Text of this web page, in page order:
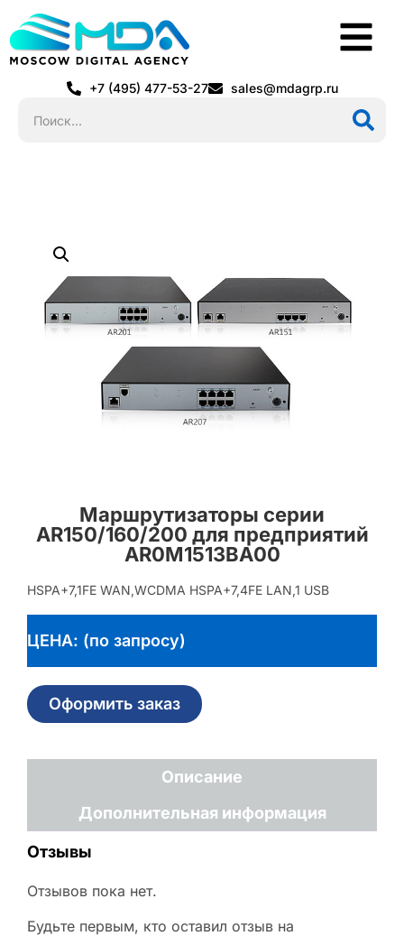
+7 (495) 477-53-27 sales@mdagrp.ru
Маршрутизаторы серии
AR150/160/200 для предприятий
AR0M1513BA00
HSPA+7,1FE WAN,WCDMA HSPA+7,4FE LAN,1 USB
ЦЕНА: (по запросу)
Оформить заказ
Описание
Дополнительная информация
Отзывы
Отзывов пока нет.
Будьте первым, кто оставил отзыв на